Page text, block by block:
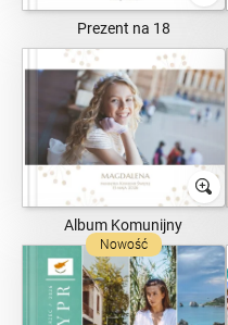
Prezent na 18
Album Komunijny
Nowość